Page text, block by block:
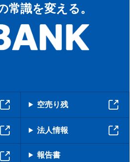
常識を変える。
空売り残
法人情報
報告書